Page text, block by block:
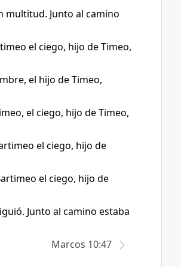
multitud. Junto al camino
el ciego, hijo de Timeo,
el hijo de Timeo,
el ciego, hijo de Timeo,
el ciego, hijo de
el ciego, hijo de
Junto al camino estaba
Marcos 10:47